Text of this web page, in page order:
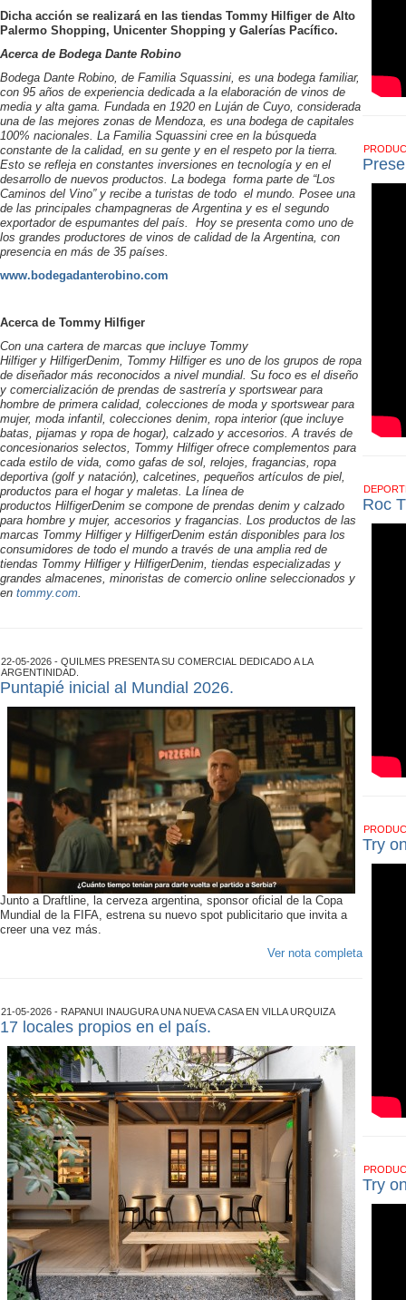
Dicha acción se realizará en las tiendas Tommy Hilfiger de Alto
Palermo Shopping, Unicenter Shopping y Galerías Pacífico.
Acerca de Bodega Dante Robino
Bodega Dante Robino, de Familia Squassini, es una bodega familiar,
con 95 años de experiencia dedicada a la elaboración de vinos de
media y alta gama. Fundada en 1920 en Luján de Cuyo, considerada
una de las mejores zonas de Mendoza, es una bodega de capitales
100% nacionales. La Familia Squassini cree en la búsqueda
constante de la calidad, en su gente y en el respeto por la tierra.
Esto se refleja en constantes inversiones en tecnología y en el
desarrollo de nuevos productos. La bodega forma parte de “Los
Caminos del Vino” y recibe a turistas de todo el mundo. Posee una
de las principales champagneras de Argentina y es el segundo
exportador de espumantes del país. Hoy se presenta como uno de
los grandes productores de vinos de calidad de la Argentina, con
presencia en más de 35 países.
www.bodegadanterobino.com
Acerca de Tommy Hilfiger
Con una cartera de marcas que incluye Tommy
Hilfiger y HilfigerDenim, Tommy Hilfiger es uno de los grupos de ropa
de diseñador más reconocidos a nivel mundial. Su foco es el diseño
y comercialización de prendas de sastrería y sportswear para
hombre de primera calidad, colecciones de moda y sportswear para
mujer, moda infantil, colecciones denim, ropa interior (que incluye
batas, pijamas y ropa de hogar), calzado y accesorios. A través de
concesionarios selectos, Tommy Hilfiger ofrece complementos para
cada estilo de vida, como gafas de sol, relojes, fragancias, ropa
deportiva (golf y natación), calcetines, pequeños artículos de piel,
productos para el hogar y maletas. La línea de
productos HilfigerDenim se compone de prendas denim y calzado
para hombre y mujer, accesorios y fragancias. Los productos de las
marcas Tommy Hilfiger y HilfigerDenim están disponibles para los
consumidores de todo el mundo a través de una amplia red de
tiendas Tommy Hilfiger y HilfigerDenim, tiendas especializadas y
grandes almacenes, minoristas de comercio online seleccionados y
en tommy.com.
22-05-2026 - QUILMES PRESENTA SU COMERCIAL DEDICADO A LA
ARGENTINIDAD.
Puntapié inicial al Mundial 2026.
Junto a Draftline, la cerveza argentina, sponsor oficial de la Copa
Mundial de la FIFA, estrena su nuevo spot publicitario que invita a
creer una vez más.
Ver nota completa
21-05-2026 - RAPANUI INAUGURA UNA NUEVA CASA EN VILLA URQUIZA
17 locales propios en el país.
Roc
Try
Try